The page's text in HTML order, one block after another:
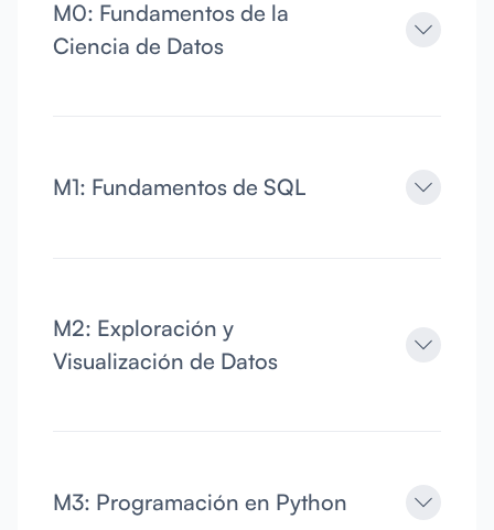
M0: Fundamentos de la
Ciencia de Datos
M1: Fundamentos de SQL
M2: Exploración y
Visualización de Datos
M3: Programación en Python